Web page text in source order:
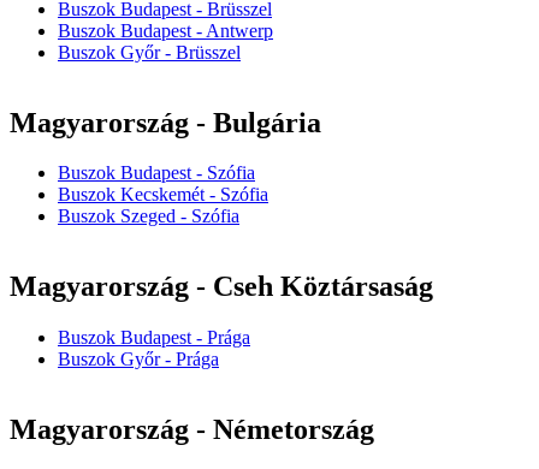
Buszok Budapest - Brüsszel
Buszok Budapest - Antwerp
Buszok Győr - Brüsszel
Magyarország - Bulgária
Buszok Budapest - Szófia
Buszok Kecskemét - Szófia
Buszok Szeged - Szófia
Magyarország - Cseh Köztársaság
Buszok Budapest - Prága
Buszok Győr - Prága
Magyarország - Németország